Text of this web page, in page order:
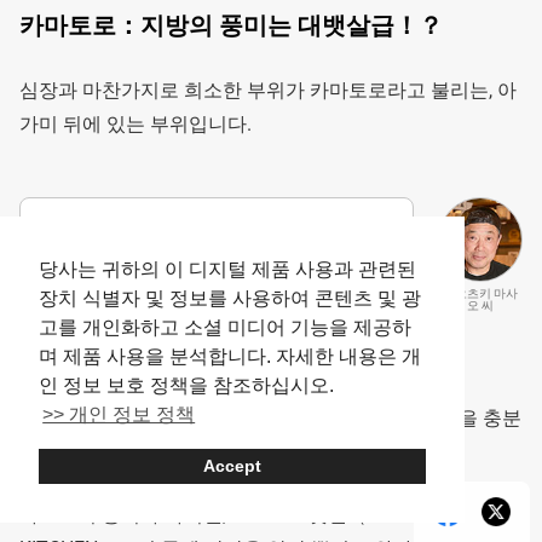
당사는 귀하의 이 디지털 제품 사용과 관련된
장치 식별자 및 정보를 사용하여 콘텐츠 및 광
고를 개인화하고 소셜 미디어 기능을 제공하
며 제품 사용을 분석합니다. 자세한 내용은 개
인 정보 보호 정책을 참조하십시오.
>> 개인 정보 정책
Accept
카마토로：지방의 풍미는 대뱃살급！？
심장과 마찬가지로 희소한 부위가 카마토로라고 불리는, 아
가미 뒤에 있는 부위입니다.
오오츠키 마사
오 씨
대뱃살과 마찬가지로 지방이 풍부합니다.
특징으로는 격자 모양의 스지가 있어 씹는
맛이 있다는 점입니다.
카마토로는 생으로 먹으면, 씹는 맛과 지방의 감칠맛을 충분
히 즐길 수 있습니다.